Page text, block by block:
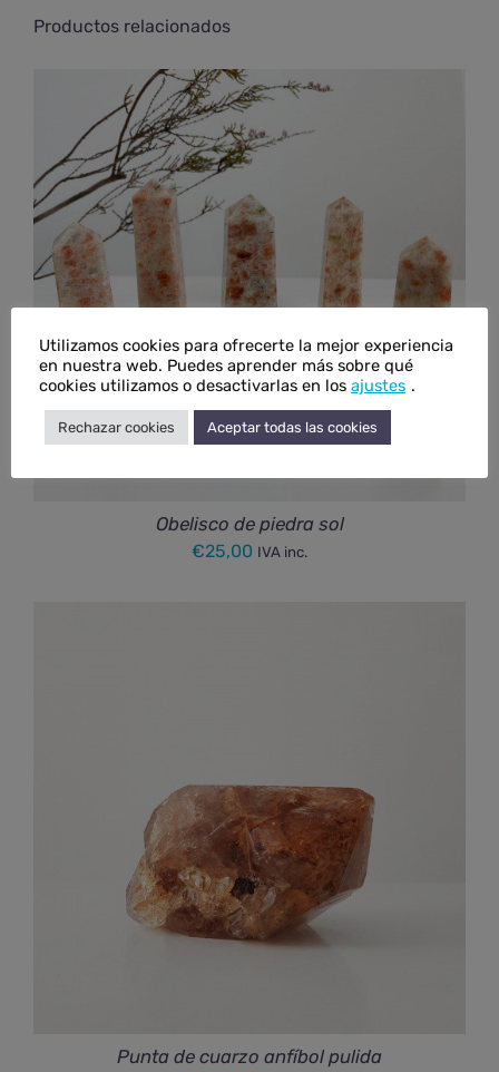
Productos relacionados
Obelisco de piedra sol
€25,00 IVA inc.
Punta de cuarzo anfíbol pulida
Utilizamos cookies para ofrecerte la mejor experiencia
en nuestra web. Puedes aprender más sobre qué
cookies utilizamos o desactivarlas en los ajustes .
Rechazar cookies Aceptar todas las cookies